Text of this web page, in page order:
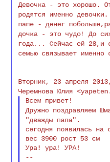
Девочка - это хорошо.
родятся именно
папе - денег
дочка - это чудо! До
года... Сейчас ей 28,и
семью связывает именно
Вторник, 23 апреля
Черемнова Юлия<
Дружно поздравляем
"дважды папа".
сегодня появилась на
вес 3900 рост 53 см
Ура! ура! УРА!
--